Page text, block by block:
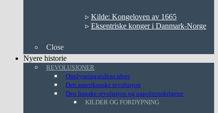
▹ Kilde: Kongeloven av 1665
▹ Eksentriske konger i Danmark-Norge
Close
Nyere historie
REVOLUSJONER
Opplysningstidens ideer
Den amerikanske revolusjon
Den franske revolusjon og napoleonskrigene
KILDER OG FORDYPNING